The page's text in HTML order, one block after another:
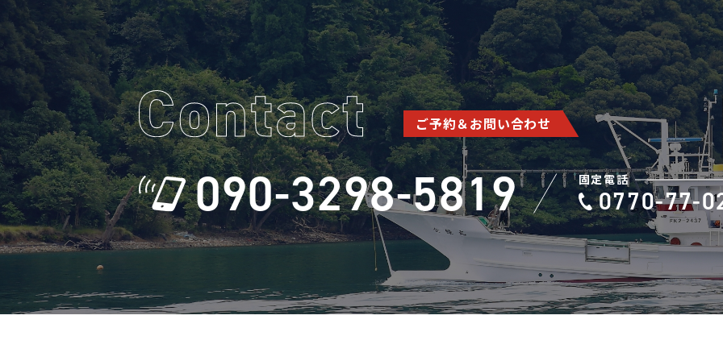
ご予約＆お問い合わせ
090-3298-5819 固定電話
0770-77-